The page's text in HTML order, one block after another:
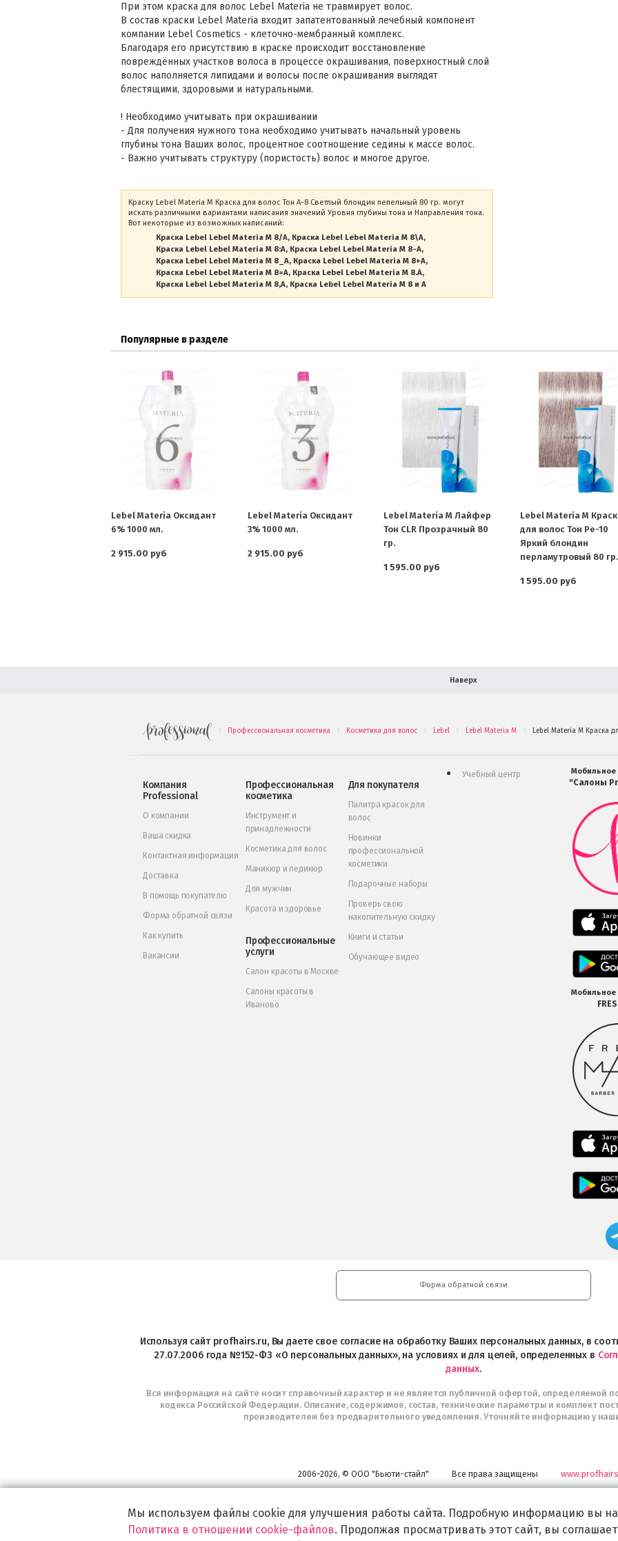
При этом краска для волос Lebel Materia не травмирует волос.
В состав краски Lebel Materia входит запатентованный лечебный компонент
компании Lebel Cosmetics - клеточно-мембранный комплекс.
Благодаря его присутствию в краске происходит восстановление
повреждённых участков волоса в процессе окрашивания, поверхностный слой
волос наполняется липидами и волосы после окрашивания выглядят
блестящими, здоровыми и натуральными.
! Необходимо учитывать при окрашивании
- Для получения нужного тона необходимо учитывать начальный уровень
глубины тона Ваших волос, процентное соотношение седины к массе волос.
- Важно учитывать структуру (пористость) волос и многое другое.
Краску Lebel Materia M Краска для волос Тон A-8 Светлый блондин пепельный 80 гр. могут
искать различными вариантами написания значений Уровня глубины тона и Направления тона.
Вот некоторые из возможных написаний:
Краска Lebel Lebel Materia M 8/A Краска Lebel Lebel Materia M 8\A
Краска Lebel Lebel Materia M 8:A Краска Lebel Lebel Materia M 8-A
Краска Lebel Lebel Materia M 8_A Краска Lebel Lebel Materia M 8+A
Краска Lebel Lebel Materia M 8=A Краска Lebel Lebel Materia M 8.A
Краска Lebel Lebel Materia M 8,A Краска Lebel Lebel Materia M 8 и A
Популярные в разделе
Lebel Materia Оксидант
6% 1000 мл.
2 915.00 руб
Lebel Materia Оксидант
3% 1000 мл.
2 915.00 руб
Lebel Materia M Лайфер
Тон CLR Прозрачный 80
гр.
1 595.00 руб
Lebel Materia M
для волос Тон Pe-10
Яркий блондин
перламутровый 80 гр.
1 595.00 руб
Наверх
Профессиональная косметика Косметика для волос Lebel Lebel Materia M Lebel Materia M Краска
Компания
Professional
О компании
Ваша скидка
Контактная информация
Доставка
В помощь покупателю
Форма обратной связи
Как купить
Вакансии
Профессиональная
косметика
Инструмент и
принадлежности
Косметика для волос
Маникюр и педикюр
Для мужчин
Красота и здоровье
Профессиональные
услуги
Салон красоты в Москве
Салоны красоты в
Иваново
Для покупателя
Палитра красок для
волос
Новинки
профессиональной
косметики
Подарочные наборы
Проверь свою
накопительную скидку
Книги и статьи
Обучающее видео
Учебный центр Мобильное
"Салоны
Мобильное
Форма обратной связи
Используя сайт profhairs.ru, Вы даете свое согласие на обработку Ваших персональных данных, в
27.07.2006 года №152-ФЗ «О персональных данных», на условиях и для целей, определенных в
данных.
Вся информация на сайте носит справочный характер и не является публичной офертой, определяемой
кодекса Российской Федерации. Описание, содержимое, состав, технические параметры и комплект
производителем без предварительного уведомления. Уточняйте информацию у
2006-2026, © ООО "Бьюти-стайл" Все права защищены
Мы используем файлы cookie для улучшения работы сайта. Подробную информацию вы
Политика в отношении cookie-файлов. Продолжая просматривать этот сайт, вы